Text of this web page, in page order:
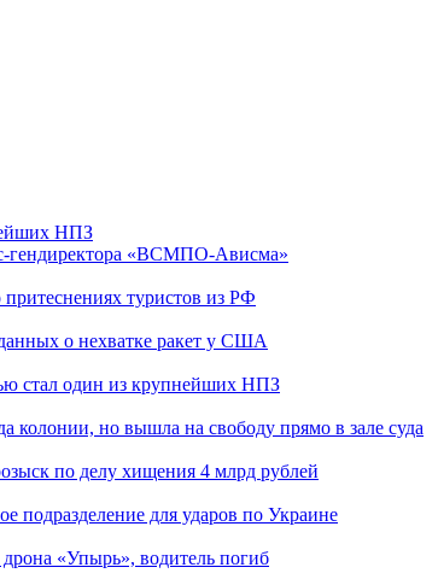
НПЗ
гендиректора «ВСМПО-Ависма»
притеснениях туристов из РФ
о нехватке ракет у США
стал один из крупнейших НПЗ
колонии, но вышла на свободу прямо в зале суда
по делу хищения 4 млрд рублей
подразделение для ударов по Украине
«Упырь», водитель погиб